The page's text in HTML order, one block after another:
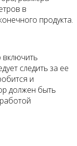
в
продукта.
включить
следить за ее
и
должен быть